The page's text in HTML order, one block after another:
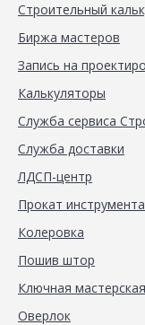
Строительный
Биржа мастеров
Запись на
Калькуляторы
Служба сервиса
Служба доставки
ЛДСП-центр
Прокат инструмента
Колеровка
Пошив штор
Ключная мастерская
Оверлок